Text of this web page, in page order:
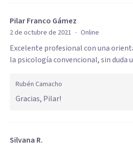
Pilar Franco Gámez
2 de octubre de 2021 · Online
Excelente profesional con una
la psicología convencional, sin duda
Rubén Camacho
Gracias, Pilar!
Silvana R.